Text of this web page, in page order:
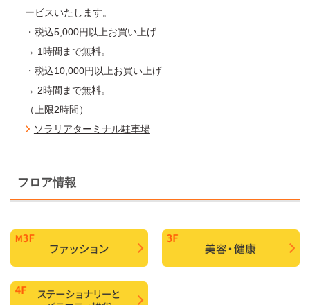
ービスいたします。
・税込5,000円以上お買い上げ
→ 1時間まで無料。
・税込10,000円以上お買い上げ
→ 2時間まで無料。
（上限2時間）
ソラリアターミナル駐車場
フロア情報